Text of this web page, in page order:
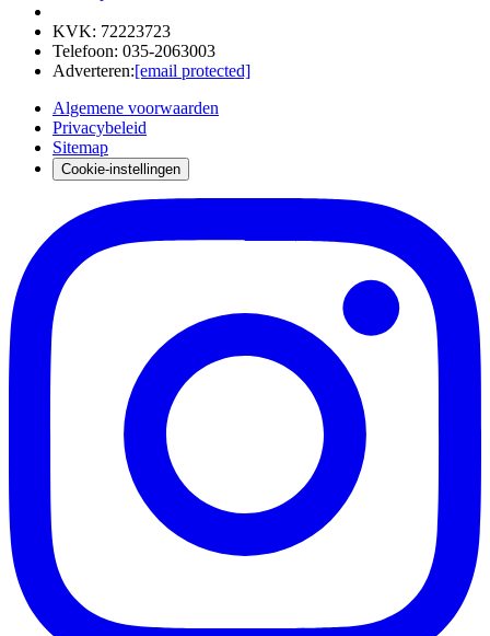
KVK: 72223723
Telefoon: 035-2063003
Adverteren:[email protected]
Algemene voorwaarden
Privacybeleid
Sitemap
Cookie-instellingen